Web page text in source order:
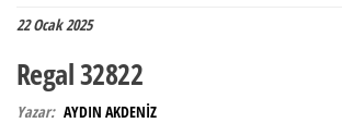
22 Ocak 2025
Regal 32822
Yazar: AYDIN AKDENİZ